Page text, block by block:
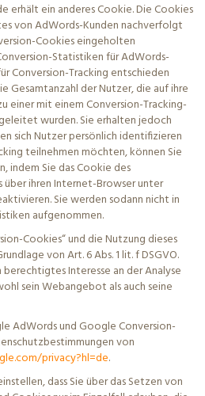
erhält ein anderes Cookie. Die Cookies
von AdWords-Kunden nachverfolgt
-Cookies eingeholten
-Statistiken für AdWords-
Conversion-Tracking entschieden
Gesamtanzahl der Nutzer, die auf ihre
einer mit einem Conversion-Tracking-
wurden. Sie erhalten jedoch
sich Nutzer persönlich identifizieren
teilnehmen möchten, können Sie
indem Sie das Cookie des
über ihren Internet-Browser unter
Sie werden sodann nicht in
aufgenommen.
-Cookies“ und die Nutzung dieses
von Art. 6 Abs. 1lit. f DSGVO.
Interesse an der Analyse
sein Webangebot als auch seine
AdWords und Google Conversion-
von
privacy?hl=de.
dass Sie über das Setzen von